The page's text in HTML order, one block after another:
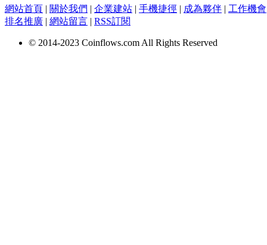
網站首頁 | 關於我們 | 企業建站 | 手機捷徑 | 成為夥伴 | 工作機會
排名推廣 | 網站留言 | RSS訂閱
© 2014-2023 Coinflows.com All Rights Reserved